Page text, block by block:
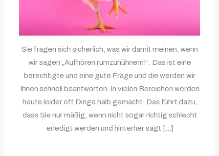
Sie fragen sich sicherlich, was wir damit meinen, wenn
wir sagen „Aufhören rumzuhühnern!“. Das ist eine
berechtigte und eine gute Frage und die werden wir
Ihnen schnell beantworten. In vielen Bereichen werden
heute leider oft Dinge halb gemacht. Das führt dazu,
dass Sie nur mäßig, wenn nicht sogar richtig schlecht
erledigt werden und hinterher sagt […]